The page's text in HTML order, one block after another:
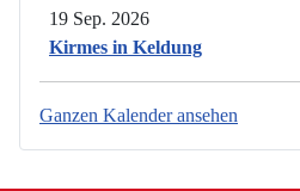
19 Sep. 2026
Kirmes in Keldung
Ganzen Kalender ansehen